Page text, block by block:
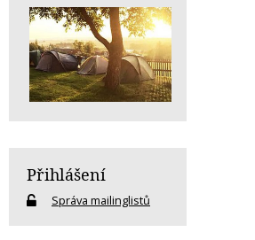
Přihlášení
Správa mailinglistů